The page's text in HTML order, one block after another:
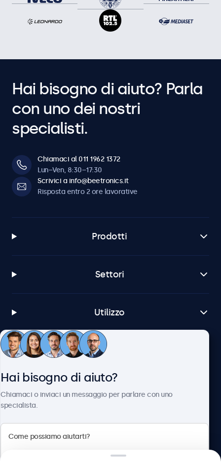
Hai bisogno di aiuto? Parla
con uno dei nostri
specialisti.
Chiamaci al 011 1962 1372
Lun–Ven, 8:30–17:30
Scrivici a info@beetronics.it
Risposta entro 2 ore lavorative
Prodotti
Settori
Utilizzo
Servizio Clienti
Hai bisogno di aiuto?
Chiamaci o inviaci un messaggio per parlare con uno
specialista.